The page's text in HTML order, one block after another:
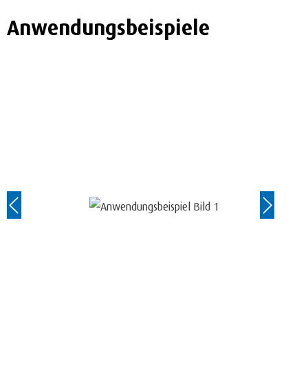
Anwendungsbeispiele